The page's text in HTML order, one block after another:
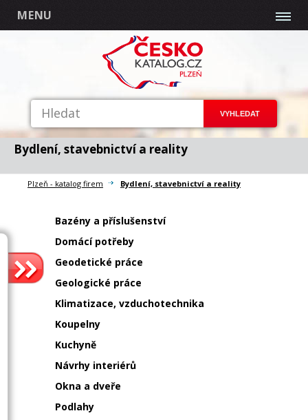
MENU
Bydlení, stavebnictví a reality
Plzeň - katalog firem Bydlení, stavebnictví a reality
Bazény a příslušenství
Domácí potřeby
Geodetické práce
Geologické práce
Klimatizace, vzduchotechnika
Koupelny
Kuchyně
Návrhy interiérů
Okna a dveře
Podlahy